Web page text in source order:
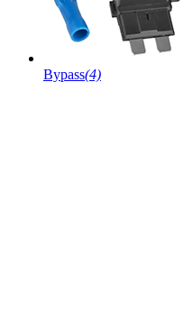
Bypass(4)